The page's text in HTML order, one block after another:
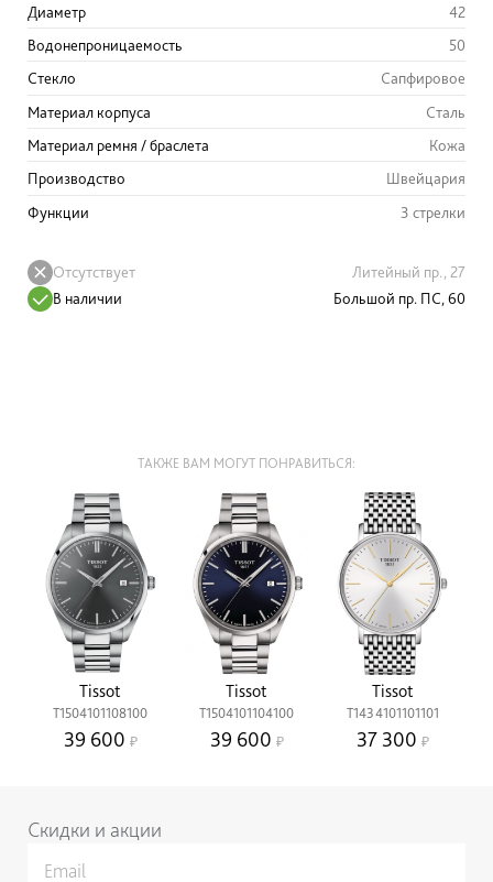
Диаметр
42
Водонепроницаемость
50
Стекло
Сапфировое
Материал корпуса
Сталь
Материал ремня / браслета
Кожа
Производство
Швейцария
Функции
3 стрелки
Отсутствует
Литейный пр., 27
В наличии
Большой пр. ПС, 60
ТАКЖЕ ВАМ МОГУТ ПОНРАВИТЬСЯ:
Tissot
T1504101108100
39 600
Tissot
T1504101104100
39 600
Tissot
T1434101101101
37 300
Скидки и акции